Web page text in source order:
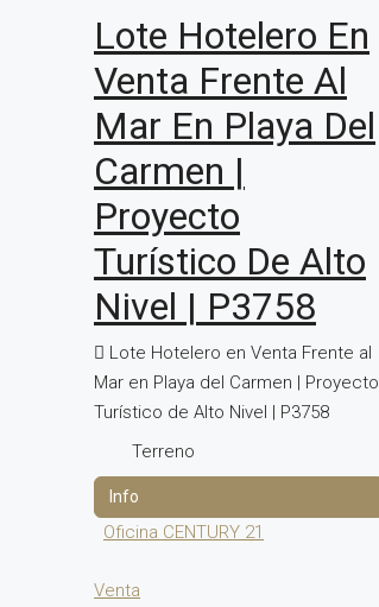
Lote Hotelero En
Venta Frente Al
Mar En Playa Del
Carmen |
Proyecto
Turístico De Alto
Nivel | P3758
Lote Hotelero en Venta Frente al
Mar en Playa del Carmen | Proyecto
Turístico de Alto Nivel | P3758
Terreno
Oficina CENTURY 21
Venta